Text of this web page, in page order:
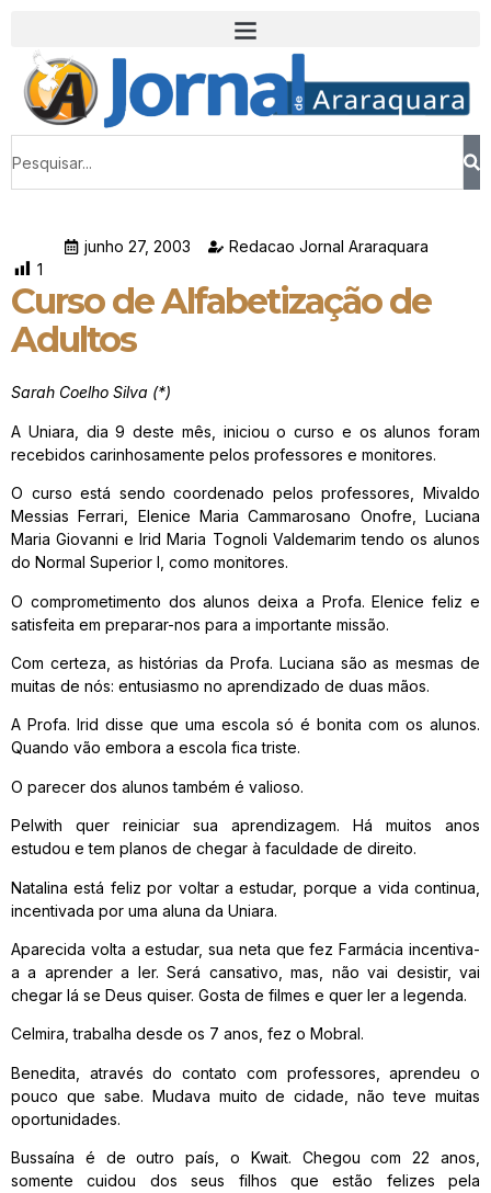
junho 27, 2003
Redacao Jornal Araraquara
1
Curso de Alfabetização de
Adultos
Sarah Coelho Silva (*)
A Uniara, dia 9 deste mês, iniciou o curso e os alunos foram
recebidos carinhosamente pelos professores e monitores.
O curso está sendo coordenado pelos professores, Mivaldo
Messias Ferrari, Elenice Maria Cammarosano Onofre, Luciana
Maria Giovanni e Irid Maria Tognoli Valdemarim tendo os alunos
do Normal Superior I, como monitores.
O comprometimento dos alunos deixa a Profa. Elenice feliz e
satisfeita em preparar-nos para a importante missão.
Com certeza, as histórias da Profa. Luciana são as mesmas de
muitas de nós: entusiasmo no aprendizado de duas mãos.
A Profa. Irid disse que uma escola só é bonita com os alunos.
Quando vão embora a escola fica triste.
O parecer dos alunos também é valioso.
Pelwith quer reiniciar sua aprendizagem. Há muitos anos
estudou e tem planos de chegar à faculdade de direito.
Natalina está feliz por voltar a estudar, porque a vida continua,
incentivada por uma aluna da Uniara.
Aparecida volta a estudar, sua neta que fez Farmácia incentiva-
a a aprender a ler. Será cansativo, mas, não vai desistir, vai
chegar lá se Deus quiser. Gosta de filmes e quer ler a legenda.
Celmira, trabalha desde os 7 anos, fez o Mobral.
Benedita, através do contato com professores, aprendeu o
pouco que sabe. Mudava muito de cidade, não teve muitas
oportunidades.
Bussaína é de outro país, o Kwait. Chegou com 22 anos,
somente cuidou dos seus filhos que estão felizes pela